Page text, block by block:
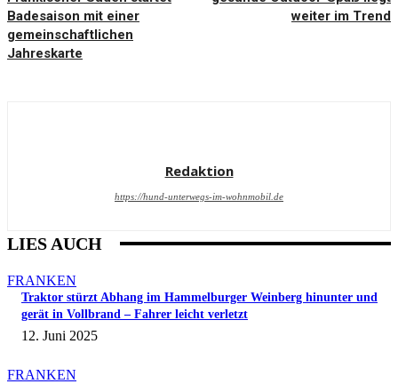
Badesaison mit einer
gemeinschaftlichen
Jahreskarte
weiter im Trend
Redaktion
https://hund-unterwegs-im-wohnmobil.de
LIES AUCH
FRANKEN
Traktor stürzt Abhang im Hammelburger Weinberg hinunter und
gerät in Vollbrand – Fahrer leicht verletzt
12. Juni 2025
FRANKEN